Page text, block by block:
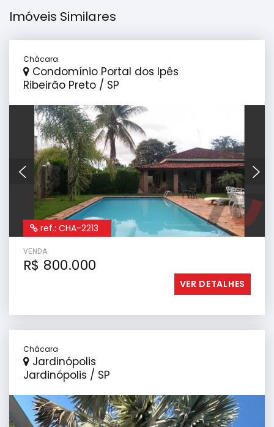
Imóveis Similares
Chácara
Condomínio Portal dos Ipês
Ribeirão Preto / SP
ref.: CHA-2213
VENDA
R$ 800.000
VER DETALHES
Chácara
Jardinópolis
Jardinópolis / SP